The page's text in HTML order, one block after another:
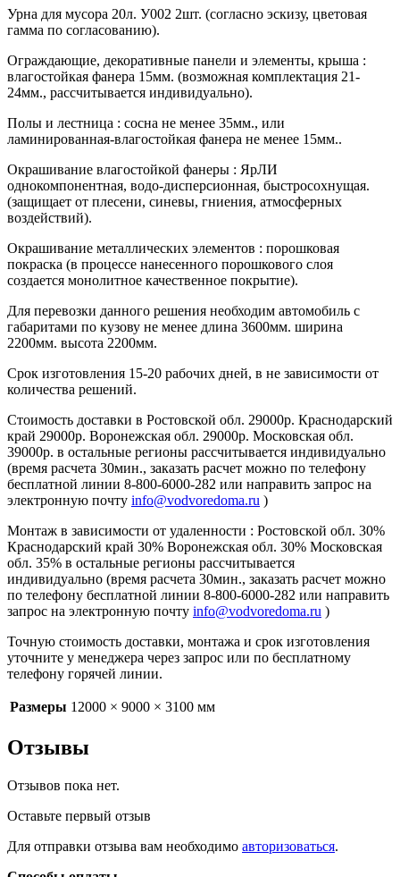
Урна для мусора 20л. У002 2шт. (согласно эскизу, цветовая
гамма по согласованию).
Ограждающие, декоративные панели и элементы, крыша :
влагостойкая фанера 15мм. (возможная комплектация 21-
24мм., рассчитывается индивидуально).
Полы и лестница : сосна не менее 35мм., или
ламинированная-влагостойкая фанера не менее 15мм..
Окрашивание влагостойкой фанеры : ЯрЛИ
однокомпонентная, водо-дисперсионная, быстросохнущая.
(защищает от плесени, синевы, гниения, атмосферных
воздействий).
Окрашивание металлических элементов : порошковая
покраска (в процессе нанесенного порошкового слоя
создается монолитное качественное покрытие).
Для перевозки данного решения необходим автомобиль с
габаритами по кузову не менее длина 3600мм. ширина
2200мм. высота 2200мм.
Срок изготовления 15-20 рабочих дней, в не зависимости от
количества решений.
Стоимость доставки в Ростовской обл. 29000р. Краснодарский
край 29000р. Воронежская обл. 29000р. Московская обл.
39000р. в остальные регионы рассчитывается индивидуально
(время расчета 30мин., заказать расчет можно по телефону
бесплатной линии 8-800-6000-282 или направить запрос на
электронную почту info@vodvoredoma.ru )
Монтаж в зависимости от удаленности : Ростовской обл. 30%
Краснодарский край 30% Воронежская обл. 30% Московская
обл. 35% в остальные регионы рассчитывается
индивидуально (время расчета 30мин., заказать расчет можно
по телефону бесплатной линии 8-800-6000-282 или направить
запрос на электронную почту info@vodvoredoma.ru )
Точную стоимость доставки, монтажа и срок изготовления
уточните у менеджера через запрос или по бесплатному
телефону горячей линии.
Размеры 12000 × 9000 × 3100 мм
Отзывы
Отзывов пока нет.
Оставьте первый отзыв
Для отправки отзыва вам необходимо авторизоваться.